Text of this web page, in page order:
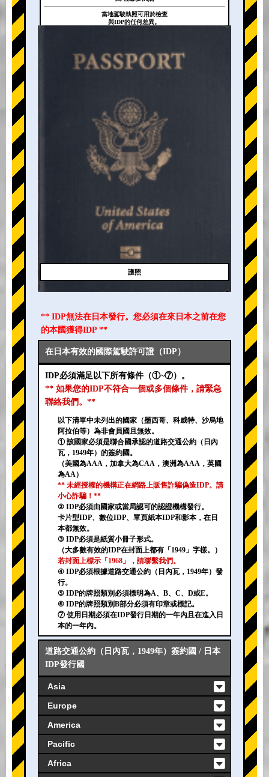
+
當地駕駛執照可用於檢查
與IDP的任何差異。
護照
** IDP無法在日本發行。您必須在來日本之前在您
的本國獲得IDP **
在日本有效的國際駕駛許可證（IDP）
IDP必須滿足以下所有條件（①~⑦）。
** 如果您的IDP不符合一個或多個條件，請緊急
聯絡我們。**
以下清單中未列出的國家（墨西哥、科威特、沙烏地
阿拉伯等）為非會員國且無效。
① 該國家必須是聯合國承認的道路交通公約（日內
瓦，1949年）的簽約國。
（美國為AAA，加拿大為CAA，澳洲為AAA，英國
為AA）
** 未經授權的機構正在網路上販售詐騙偽造IDP。請
小心詐騙！**
② IDP必須由國家或當局認可的認證機構發行。
卡片型IDP、數位IDP、單頁紙本IDP和影本，在日
本都無效。
③ IDP必須是紙質小冊子形式。
（大多數有效的IDP在封面上都有「1949」字樣。）
若封面上標示「1968」，請聯繫我們。
④ IDP必須根據道路交通公約（日內瓦，1949年）發
行。
⑤ IDP的牌照類別必須標明為A、B、C、D或E。
⑥ IDP的牌照類別B部分必須有印章或標記。
⑦ 使用日期必須在IDP發行日期的一年內且在進入日
本的一年內。
道路交通公約（日內瓦，1949年）簽約國 / 日本
IDP發行國
Asia
Europe
America
Pacific
Africa